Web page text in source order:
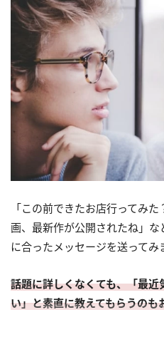
「この前できたお店行ってみ
画、最新作が公開されたね」
に合ったメッセージを送ってみ
話題に詳しくなくても、「最
い」と素直に教えてもらうのも